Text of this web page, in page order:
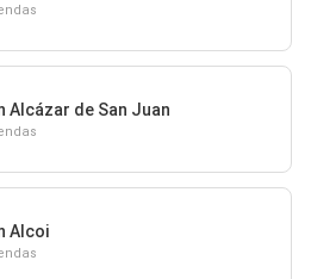
Alcázar de San Juan
Alcoi